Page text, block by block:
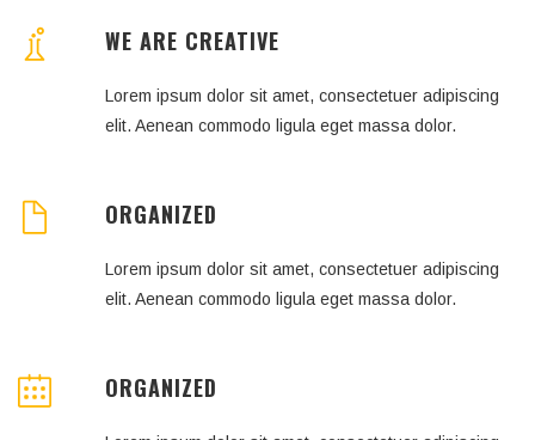
WE ARE CREATIVE
Lorem ipsum dolor sit amet, consectetuer adipiscing
elit. Aenean commodo ligula eget massa dolor.
ORGANIZED
Lorem ipsum dolor sit amet, consectetuer adipiscing
elit. Aenean commodo ligula eget massa dolor.
ORGANIZED